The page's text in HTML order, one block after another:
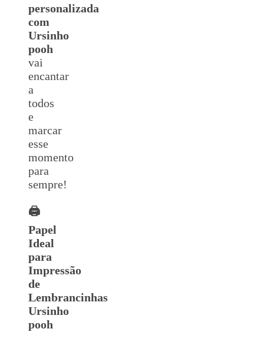
personalizada
com
Ursinho
pooh
vai
encantar
a
todos
e
marcar
esse
momento
para
sempre!
🖨️
Papel
Ideal
para
Impressão
de
Lembrancinhas
Ursinho
pooh